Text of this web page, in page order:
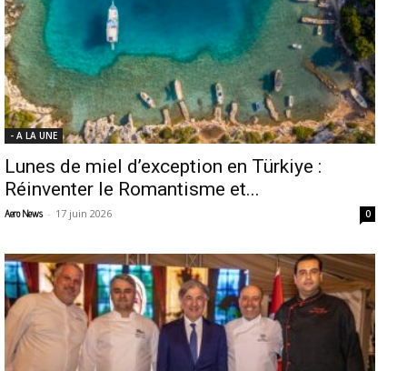
- A LA UNE
Lunes de miel d’exception en Türkiye :
Réinventer le Romantisme et...
Aero News - 17 juin 2026 0